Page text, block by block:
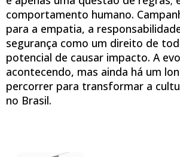
comportamento humano.
para a empatia, a
segurança como um direito de
potencial de causar impacto. A
acontecendo, mas ainda há um
percorrer para transformar a
no Brasil.